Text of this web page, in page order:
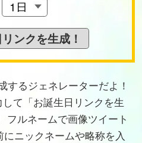
するジェネレーターだよ！
て「お誕生日リンクを生
フルネームで画像ツイート
ニックネームや略称を入